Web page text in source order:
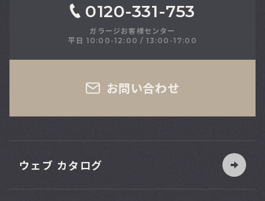
0120-331-753
ガラージお客様センター
平日 10:00-12:00 / 13:00-17:00
お問い合わせ
ウェブ カタログ